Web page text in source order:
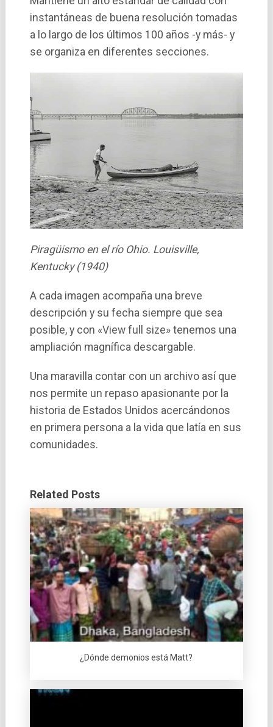
instantáneas de buena resolución tomadas
a lo largo de los últimos 100 años -y más- y
se organiza en diferentes secciones.
Piragüismo en el río Ohio. Louisville,
Kentucky (1940)
A cada imagen acompaña una breve
descripción y su fecha siempre que sea
posible, y con «View full size» tenemos una
ampliación magní­fica descargable.
Una maravilla contar con un archivo así que
nos permite un repaso apasionante por la
historia de Estados Unidos acercándonos
en primera persona a la vida que latía en sus
comunidades.
Related Posts
¿Dónde demonios está Matt?